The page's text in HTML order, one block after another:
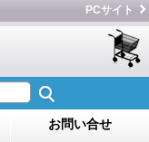
PCサイト
お問い合せ